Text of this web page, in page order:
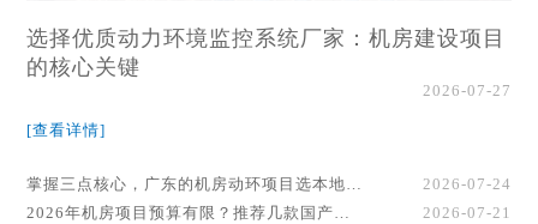
选择优质动力环境监控系统厂家：机房建设项目
的核心关键
2026-07-27
[查看详情]
掌握三点核心，广东的机房动环项目选本地厂家事半功倍！
2026-07-24
2026年机房项目预算有限？推荐几款国产动环监控系统品牌
2026-07-21